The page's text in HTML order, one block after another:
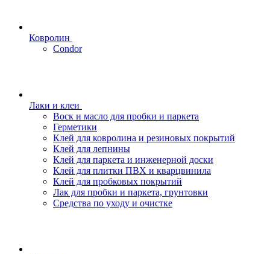
Ковролин
Condor
Лаки и клеи
Воск и масло для пробки и паркета
Герметики
Клей для ковролина и резиновых покрытий
Клей для лепнины
Клей для паркета и инженерной доски
Клей для плитки ПВХ и кварцвинила
Клей для пробковых покрытий
Лак для пробки и паркета, грунтовки
Средства по уходу и очистке